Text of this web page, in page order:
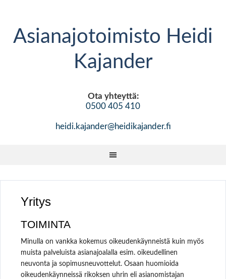
Asianajotoimisto Heidi
Kajander
Ota yhteyttä:
0500 405 410
heidi.kajander@heidikajander.fi
Yritys
TOIMINTA
Minulla on vankka kokemus oikeudenkäynneistä kuin myös
muista palveluista asianajoalalla esim. oikeudellinen
neuvonta ja sopimusneuvottelut. Osaan huomioida
oikeudenkäynneissä rikoksen uhrin eli asianomistajan